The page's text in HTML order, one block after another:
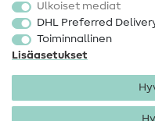
Ale
Ulkoiset mediat
DHL Preferred
Toiminnallinen
Lisäasetukset